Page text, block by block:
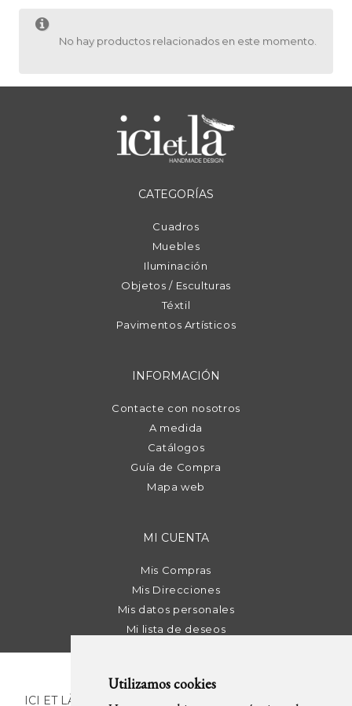
Utilizamos cookies
No hay productos relacionados en este momento.
CATEGORÍAS
Cuadros
Muebles
Iluminación
Objetos / Esculturas
Téxtil
Pavimentos Artísticos
INFORMACIÓN
Contacte con nosotros
A medida
Catálogos
Guía de Compra
Mapa web
MI CUENTA
Mis Compras
Mis Direcciones
Mis datos personales
Mi lista de deseos
ICI ET LÀ | C/ Sant Pere Més Alt, 43 | 08003 Barcelona.